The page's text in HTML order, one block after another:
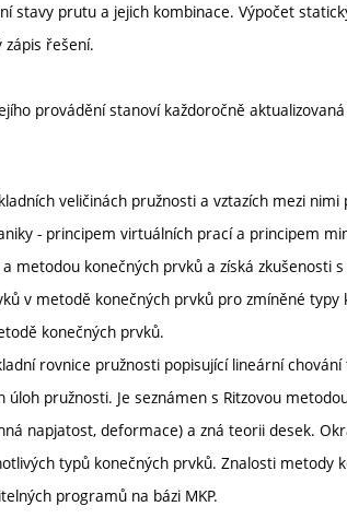
stavy prutu a jejich kombinace. Výpočet
řešení.
provádění stanoví každoročně
veličinách pružnosti a vztazích mezi
- principem virtuálních prací a principem
metodou konečných prvků a získá zkušenosti
v metodě konečných prvků pro zmíněné
konečných prvků.
rovnice pružnosti popisující lineární
pružnosti. Je seznámen s Ritzovou
napjatost, deformace) a zná teorii desek.
typů konečných prvků. Znalosti metody
programů na bázi MKP.